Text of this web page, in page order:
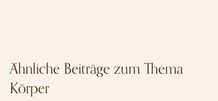
Ähnliche Beiträge zum Thema
Körper